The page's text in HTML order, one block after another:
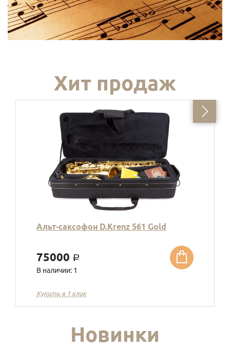
Хит продаж
Альт-саксофон D.Krenz 561 Gold
75000 a
В наличии: 1
Купить в 1 клик
Новинки